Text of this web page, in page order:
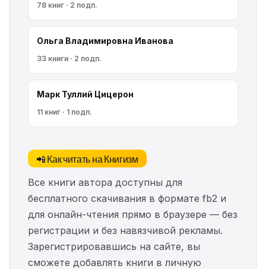
78 книг · 2 подп.
Ольга Владимировна Иванова
33 книги · 2 подп.
Марк Туллий Цицерон
11 книг · 1 подп.
📲 Как читать на Книгизм
Все книги автора доступны для
бесплатного скачивания в формате fb2 и
для онлайн-чтения прямо в браузере — без
регистрации и без навязчивой рекламы.
Зарегистрировавшись на сайте, вы
сможете добавлять книги в личную